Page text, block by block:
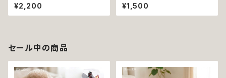
グレー ブラウン コスチューム コ
スプレ 仮装 女の子 男の子 犬
犬服 小型 猫 服 洋服 ペット do
¥2,200
ク スリーブレス ノースリーブ 犬
の服 春 夏 ドックウェア カジュ
アル スリーブレス グリーン ブラ
¥1,500
セール中の商品